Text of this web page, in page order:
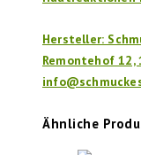
Hersteller:
Remontehof 12,
Ähnliche